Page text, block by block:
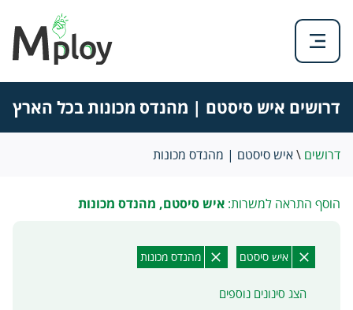
דרושים איש סיסטם | מהנדס מכונות בכל הארץ
דרושים \איש סיסטם | מהנדס מכונות
הוסף התראה למשרות: איש סיסטם, מהנדס מכונות
איש סיסטם מהנדס מכונות
הצג סינונים נוספים